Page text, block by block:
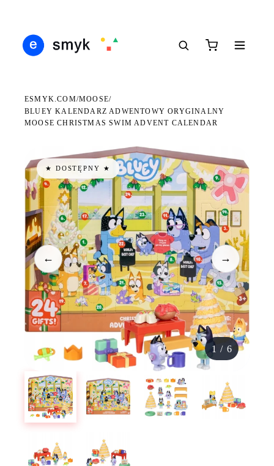
ESMYK.COM/MOOSE/
BLUEY KALENDARZ ADWENTOWY ORYGINALNY
MOOSE CHRISTMAS SWIM ADVENT CALENDAR
★ DOSTĘPNY ★
← →
1 / 6